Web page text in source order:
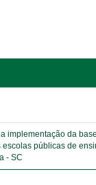
implementação da
escolas públicas de
- SC